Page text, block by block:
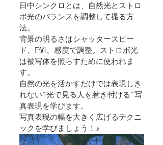
日中シンクロとは、自然光とストロ
ボ光のバランスを調整して撮る方
法。
背景の明るさはシャッタースピー
ド、F値、感度で調整。ストロボ光
は被写体を照らすために使われま
す。
自然の光を活かすだけでは表現しき
れない"光で見る人を惹き付ける"写
真表現を学びます。
写真表現の幅を大きく広げるテクニ
ックを学びましょう！♪